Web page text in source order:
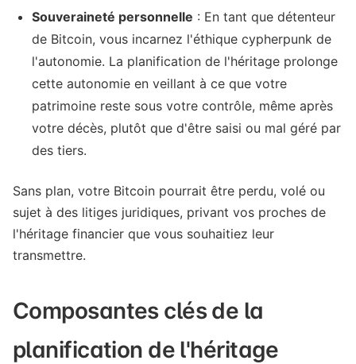
Souveraineté personnelle : En tant que détenteur
de Bitcoin, vous incarnez l'éthique cypherpunk de
l'autonomie. La planification de l'héritage prolonge
cette autonomie en veillant à ce que votre
patrimoine reste sous votre contrôle, même après
votre décès, plutôt que d'être saisi ou mal géré par
des tiers.
Sans plan, votre Bitcoin pourrait être perdu, volé ou
sujet à des litiges juridiques, privant vos proches de
l'héritage financier que vous souhaitiez leur
transmettre.
Composantes clés de la
planification de l'héritage